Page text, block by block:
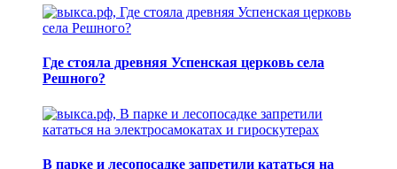
Где стояла древняя Успенская церковь села
Решного?
В парке и лесопосадке запретили кататься на